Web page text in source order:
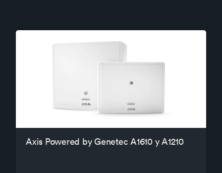
Axis Powered by Genetec A1610 y A1210